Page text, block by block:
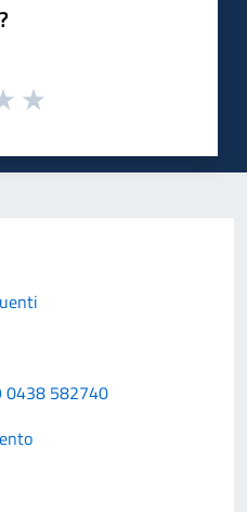
0438 582740